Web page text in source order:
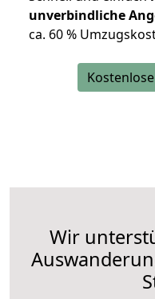
unverbindliche
ca. 60 %
Wir